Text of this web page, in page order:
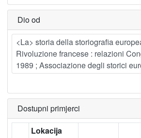
Dio od
<La> storia della storiografia
Rivoluzione francese : relazioni
1989 ; Associazione degli storici
Dostupni primjerci
Lokacija